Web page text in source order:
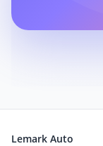
Lemark Auto